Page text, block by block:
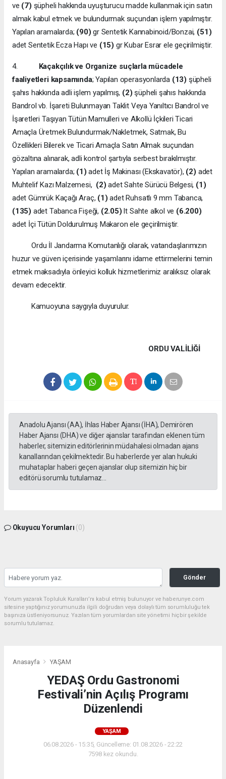
ve (7) şüpheli hakkında uyuşturucu madde kullanmak için satın
almak kabul etmek ve bulundurmak suçundan işlem yapılmıştır.
Yapılan aramalarda; (90) gr Sentetik Kannabinoid/Bonzai, (51)
adet Sentetik Ecza Hapı ve (15) gr Kubar Esrar ele geçirilmiştir.
4. Kaçakçılık ve Organize suçlarla mücadele
faaliyetleri kapsamında; Yapılan operasyonlarda (13) şüpheli
şahıs hakkında adli işlem yapılmış, (2) şüpheli şahıs hakkında
Bandrol vb. İşareti Bulunmayan Taklit Veya Yanıltıcı Bandrol ve
İşaretleri Taşıyan Tütün Mamulleri ve Alkollü İçkileri Ticari
Amaçla Üretmek Bulundurmak/Nakletmek, Satmak, Bu
Özellikleri Bilerek ve Ticari Amaçla Satın Almak suçundan
gözaltına alınarak, adli kontrol şartıyla serbest bırakılmıştır.
Yapılan aramalarda; (1) adet İş Makinası (Ekskavatör), (2) adet
Muhtelif Kazı Malzemesi, (2) adet Sahte Sürücü Belgesi, (1)
adet Gümrük Kaçağı Araç, (1)adet Ruhsatlı 9 mm Tabanca,
(135) adet Tabanca Fişeği, (2.05) lt Sahte alkol ve (6.200)
adet İçi Tütün Doldurulmuş Makaron ele geçirilmiştir.
Ordu İl Jandarma Komutanlığı olarak, vatandaşlarımızın
huzur ve güven içerisinde yaşamlarını idame ettirmelerini temin
etmek maksadıyla önleyici kolluk hizmetlerimiz aralıksız olarak
devam edecektir.
Kamuoyuna saygıyla duyurulur.
ORDU VALİLİĞİ
Anadolu Ajansı (AA), İhlas Haber Ajansı (İHA), Demirören
Haber Ajansı (DHA) ve diğer ajanslar tarafından eklenen tüm
haberler, sitemizin editörlerinin müdahalesi olmadan ajans
kanallarından çekilmektedir. Bu haberlerde yer alan hukuki
muhataplar haberi geçen ajanslar olup sitemizin hiç bir
editörü sorumlu tutulamaz...
Okuyucu Yorumları (0)
Gönder
Yorum yazarak Topluluk Kuralları’nı kabul etmiş bulunuyor ve haberunye.com
sitesine yaptığınız yorumunuzla ilgili doğrudan veya dolaylı tüm sorumluluğu tek
başınıza üstleniyorsunuz. Yazılan tüm yorumlardan site yönetimi hiçbir şekilde
sorumlu tutulamaz.
Anasayfa YAŞAM
YEDAŞ Ordu Gastronomi
Festivali’nin Açılış Programı
Düzenlendi
YAŞAM
06.08.2026 - 15:35, Güncelleme: 01.08.2026 - 22:22
7598 kez okundu.